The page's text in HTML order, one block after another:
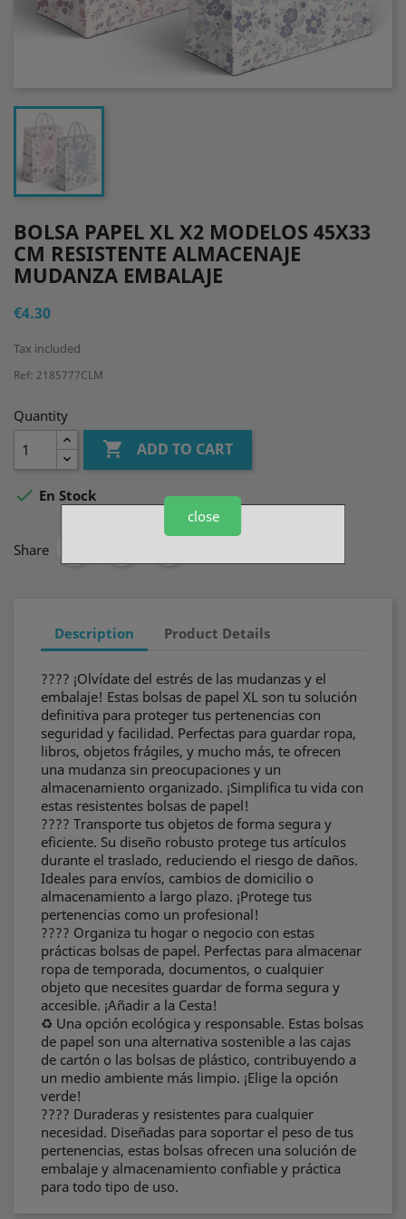
BOLSA PAPEL XL X2 MODELOS 45X33
CM RESISTENTE ALMACENAJE
MUDANZA EMBALAJE
€4.30
Tax included
Ref: 2185777CLM
Quantity
 ADD TO CART
 En Stock
Share
Description Product Details
???? ¡Olvídate del estrés de las mudanzas y el
embalaje! Estas bolsas de papel XL son tu solución
definitiva para proteger tus pertenencias con
seguridad y facilidad. Perfectas para guardar ropa,
libros, objetos frágiles, y mucho más, te ofrecen
una mudanza sin preocupaciones y un
almacenamiento organizado. ¡Simplifica tu vida con
estas resistentes bolsas de papel!
???? Transporte tus objetos de forma segura y
eficiente. Su diseño robusto protege tus artículos
durante el traslado, reduciendo el riesgo de daños.
Ideales para envíos, cambios de domicilio o
almacenamiento a largo plazo. ¡Protege tus
pertenencias como un profesional!
????️ Organiza tu hogar o negocio con estas
prácticas bolsas de papel. Perfectas para almacenar
ropa de temporada, documentos, o cualquier
objeto que necesites guardar de forma segura y
accesible. ¡Añadir a la Cesta!
♻️ Una opción ecológica y responsable. Estas bolsas
de papel son una alternativa sostenible a las cajas
de cartón o las bolsas de plástico, contribuyendo a
un medio ambiente más limpio. ¡Elige la opción
verde!
???? Duraderas y resistentes para cualquier
necesidad. Diseñadas para soportar el peso de tus
pertenencias, estas bolsas ofrecen una solución de
embalaje y almacenamiento confiable y práctica
para todo tipo de uso.
close